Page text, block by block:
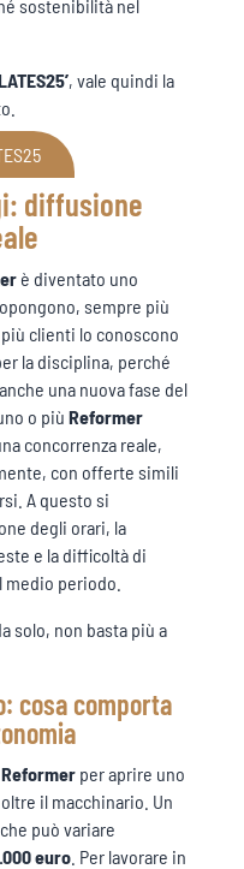
sostenibilità nel
, vale quindi la
diffusione
è diventato uno
sempre più
clienti lo conoscono
la disciplina, perché
una nuova fase del
o più Reformer
concorrenza reale,
con offerte simili
A questo si
degli orari, la
e la difficoltà di
periodo.
solo, non basta più a
cosa comporta
per aprire uno
il macchinario. Un
può variare
euro. Per lavorare in